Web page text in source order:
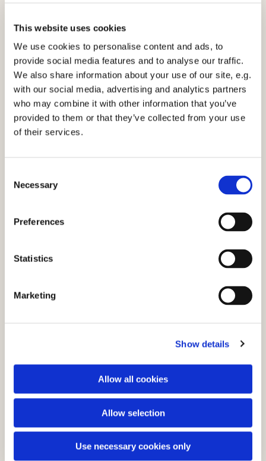
This website uses cookies
We use cookies to personalise content and ads, to
provide social media features and to analyse our traffic.
We also share information about your use of our site, e.g.
with our social media, advertising and analytics partners
who may combine it with other information that you’ve
provided to them or that they’ve collected from your use
of their services.
Selection
Necessary
Preferences
Statistics
Marketing
Show details
Allow all cookies
Allow selection
Use necessary cookies only
kundeportefølje, som nyder godt af hendes kompetencer og store viden. I den
daglige kundekontakt er der fokus på hunden og katten's velbefindende.
Birthe Pedersen
Uddannet viktualie assistent med fokus på ernæring til
mennesker